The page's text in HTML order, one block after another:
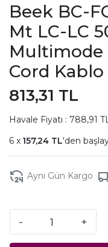
Beek BC-
Mt LC-LC
Multimode
Cord Kablo
813,31 TL
Havale Fiyatı : 788,91 TL
157,24 TL'den
Aynı Gün Kargo
- +